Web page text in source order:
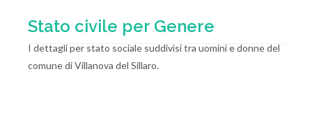
Stato civile per Genere
I dettagli per stato sociale suddivisi tra uomini e donne del
comune di Villanova del Sillaro.